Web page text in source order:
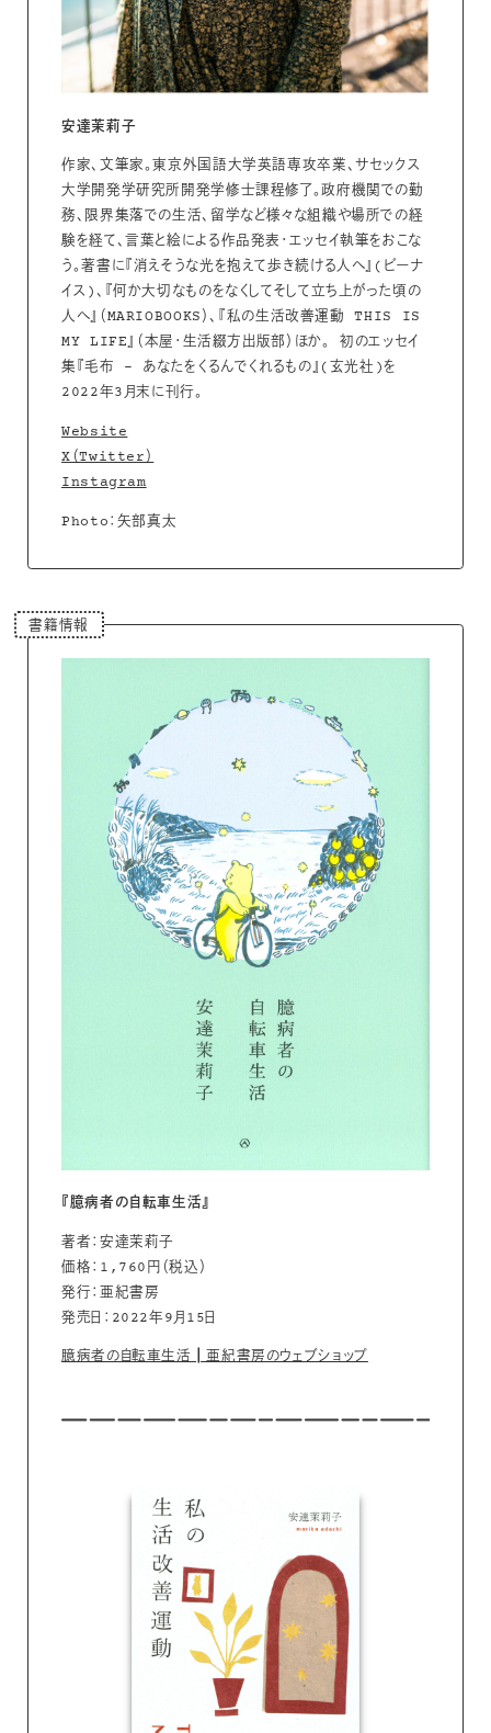
安達茉莉子
作家、文筆家。東京外国語大学英語専攻卒業、サセックス
大学開発学研究所開発学修士課程修了。政府機関での勤
務、限界集落での生活、留学など様々な組織や場所での経
験を経て、言葉と絵による作品発表・エッセイ執筆をおこな
う。著書に『消えそうな光を抱えて歩き続ける人へ』(ビーナ
イス)、『何か大切なものをなくしてそして立ち上がった頃の
人へ』（MARIOBOOKS）、『私の生活改善運動 THIS IS
MY LIFE』（本屋・生活綴方出版部）ほか。 初のエッセイ
集『毛布 – あなたをくるんでくれるもの』(玄光社)を
2022年3月末に刊行。
Website
X（Twitter）
Instagram
Photo：矢部真太
『臆病者の自転車生活』
著者：安達茉莉子
価格：1,760円（税込）
発行：亜紀書房
発売日：2022年9月15日
臆病者の自転車生活┃亜紀書房のウェブショップ
書籍情報